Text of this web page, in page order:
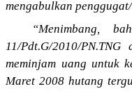
mengabulkan
“Menimbang,
11/Pdt.G/2010/
meminjam uang untuk
Maret 2008 hutang